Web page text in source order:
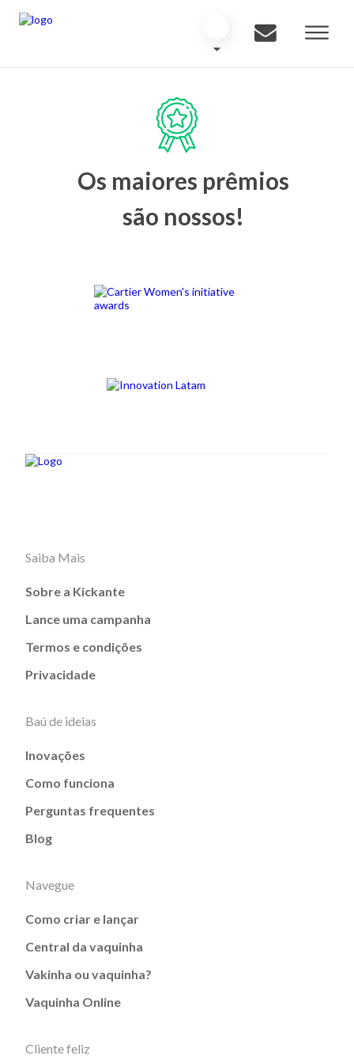
Os maiores prêmios
são nossos!
Saiba Mais
Sobre a Kickante
Lance uma campanha
Termos e condições
Privacidade
Baú de ideias
Inovações
Como funciona
Perguntas frequentes
Blog
Navegue
Como criar e lançar
Central da vaquinha
Vakinha ou vaquinha?
Vaquinha Online
Cliente feliz